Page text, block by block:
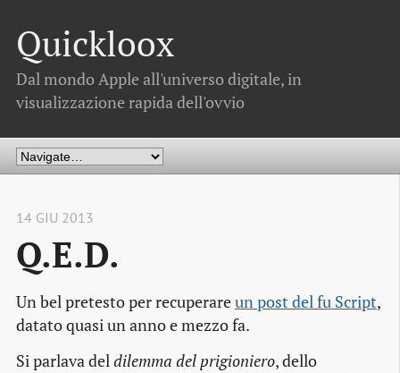
Quickloox
Dal mondo Apple all'universo digitale, in
visualizzazione rapida dell'ovvio
14 GIU 2013
Q.E.D.
Un bel pretesto per recuperareun post del fu Script,
datato quasi un anno e mezzo fa.
Si parlava deldilemma del prigioniero, dello